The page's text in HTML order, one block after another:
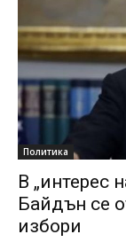
Политика
В „интерес
Байдън се
избори